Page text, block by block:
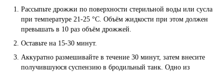
Рассыпьте дрожжи по поверхности стерильной воды или сусла
при температуре 21-25 °C. Объём жидкости при этом должен
превышать в 10 раз объём дрожжей.
Оставьте на 15-30 минут.
Аккуратно размешивайте в течение 30 минут, затем внесите
получившуюся суспензию в бродильный танк. Одно из